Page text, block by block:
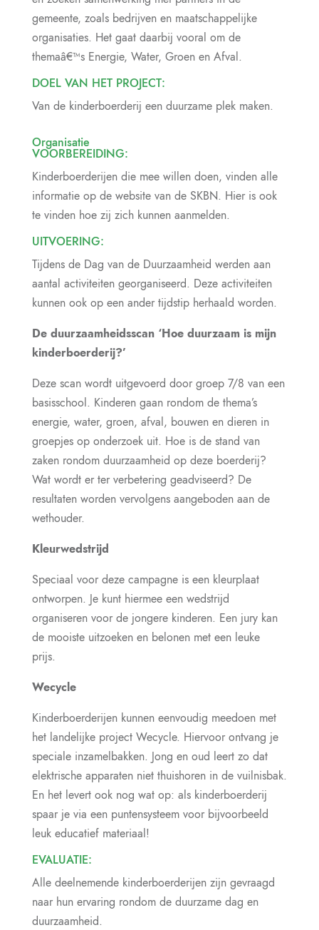
gemeente, zoals bedrijven en maatschappelijke
organisaties. Het gaat daarbij vooral om de
themaâ€™s Energie, Water, Groen en Afval.
DOEL VAN HET PROJECT:
Van de kinderboerderij een duurzame plek maken.
Organisatie
VOORBEREIDING:
Kinderboerderijen die mee willen doen, vinden alle
informatie op de website van de SKBN. Hier is ook
te vinden hoe zij zich kunnen aanmelden.
UITVOERING:
Tijdens de Dag van de Duurzaamheid werden aan
aantal activiteiten georganiseerd. Deze activiteiten
kunnen ook op een ander tijdstip herhaald worden.
De duurzaamheidsscan ‘Hoe duurzaam is mijn
kinderboerderij?’
Deze scan wordt uitgevoerd door groep 7/8 van een
basisschool. Kinderen gaan rondom de thema’s
energie, water, groen, afval, bouwen en dieren in
groepjes op onderzoek uit. Hoe is de stand van
zaken rondom duurzaamheid op deze boerderij?
Wat wordt er ter verbetering geadviseerd? De
resultaten worden vervolgens aangeboden aan de
wethouder.
Kleurwedstrijd
Speciaal voor deze campagne is een kleurplaat
ontworpen. Je kunt hiermee een wedstrijd
organiseren voor de jongere kinderen. Een jury kan
de mooiste uitzoeken en belonen met een leuke
prijs.
Wecycle
Kinderboerderijen kunnen eenvoudig meedoen met
het landelijke project Wecycle. Hiervoor ontvang je
speciale inzamelbakken. Jong en oud leert zo dat
elektrische apparaten niet thuishoren in de vuilnisbak.
En het levert ook nog wat op: als kinderboerderij
spaar je via een puntensysteem voor bijvoorbeeld
leuk educatief materiaal!
EVALUATIE:
Alle deelnemende kinderboerderijen zijn gevraagd
naar hun ervaring rondom de duurzame dag en
duurzaamheid.